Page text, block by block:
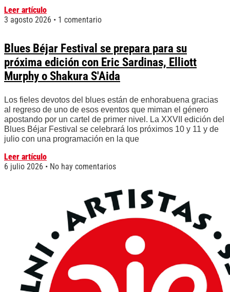
Leer artículo
3 agosto 2026
1 comentario
Blues Béjar Festival se prepara para su
próxima edición con Eric Sardinas, Elliott
Murphy o Shakura S'Aida
Los fieles devotos del blues están de enhorabuena gracias
al regreso de uno de esos eventos que miman el género
apostando por un cartel de primer nivel. La XXVII edición del
Blues Béjar Festival se celebrará los próximos 10 y 11 y de
julio con una programación en la que
Leer artículo
6 julio 2026
No hay comentarios